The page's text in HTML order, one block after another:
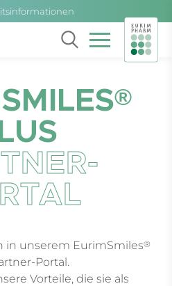
®
in unserem EurimSmiles®
Portal.
Vorteile, die sie als